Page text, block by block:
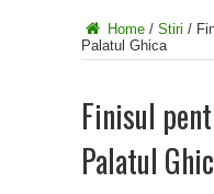
Home / Stiri /
Palatul Ghica
Finisul
Palatul